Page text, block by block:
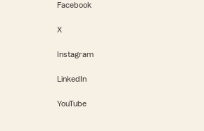
Facebook
X
Instagram
LinkedIn
YouTube